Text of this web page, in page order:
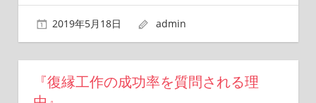
2019年5月18日 admin
『復縁工作の成功率を質問される理